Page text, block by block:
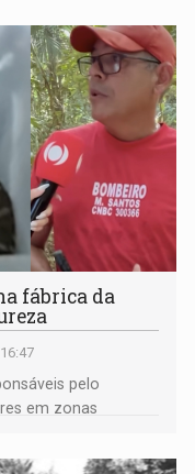
fábrica da
pelo
em zonas